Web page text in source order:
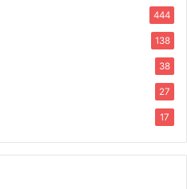
444
138
38
27
17